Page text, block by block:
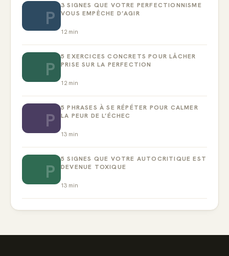
P
3 SIGNES QUE VOTRE PERFECTIONNISME
VOUS EMPÊCHE D’AGIR
12 min
P
5 EXERCICES CONCRETS POUR LÂCHER
PRISE SUR LA PERFECTION
12 min
P
5 PHRASES À SE RÉPÉTER POUR CALMER
LA PEUR DE L’ÉCHEC
13 min
P
5 SIGNES QUE VOTRE AUTOCRITIQUE EST
DEVENUE TOXIQUE
13 min